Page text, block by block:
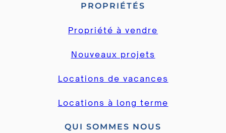
PROPRIÉTÉS
Propriété à vendre
Nouveaux projets
Locations de vacances
Locations à long terme
QUI SOMMES NOUS